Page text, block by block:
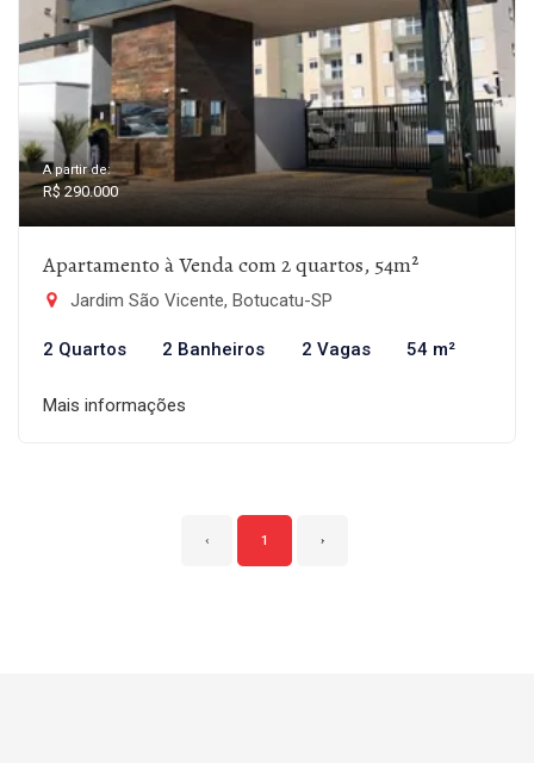
A partir de:
R$ 290.000
Apartamento à Venda com 2 quartos, 54m²
Jardim São Vicente, Botucatu-SP
2 Quartos 2 Banheiros 2 Vagas 54 m²
Mais informações
‹ 1 ›